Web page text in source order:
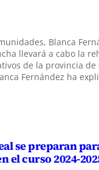
Blanca
llevará a cabo la
de la provincia de
Fernández ha
se preparan
el curso 2024-